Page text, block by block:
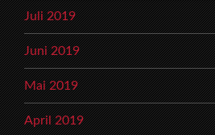
Juli 2019
Juni 2019
Mai 2019
April 2019